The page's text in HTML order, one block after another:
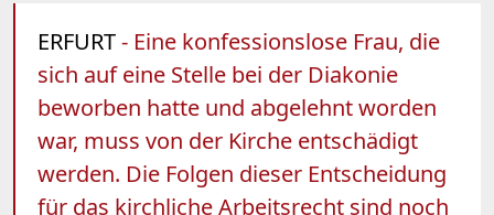
ERFURT- Eine konfessionslose Frau, die
sich auf eine Stelle bei der Diakonie
beworben hatte und abgelehnt worden
war, muss von der Kirche entschädigt
werden. Die Folgen dieser Entscheidung
für das kirchliche Arbeitsrecht sind noch